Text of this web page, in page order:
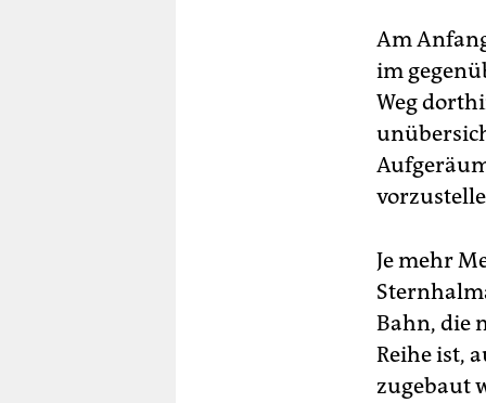
Am
im
Weg
Je mehr
Bahn, die
Reihe ist,
zugebaut